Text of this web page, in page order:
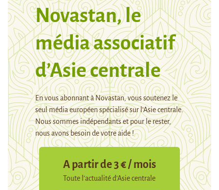
Novastan, le
média associatif
d’Asie centrale
En vous abonnant à Novastan, vous soutenez le
seul média européen spécialisé sur l’Asie centrale.
Nous sommes indépendants et pour le rester,
nous avons besoin de votre aide !
A partir de 3 € / mois
Toute l’actualité d’Asie centrale